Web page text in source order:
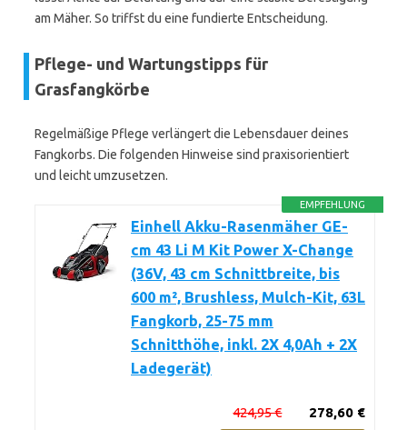
am Mäher. So triffst du eine fundierte Entscheidung.
Pflege- und Wartungstipps für
Grasfangkörbe
Regelmäßige Pflege verlängert die Lebensdauer deines
Fangkorbs. Die folgenden Hinweise sind praxisorientiert
und leicht umzusetzen.
EMPFEHLUNG
Einhell Akku-Rasenmäher GE-
cm 43 Li M Kit Power X-Change
(36V, 43 cm Schnittbreite, bis
600 m², Brushless, Mulch-Kit, 63L
Fangkorb, 25-75 mm
Schnitthöhe, inkl. 2X 4,0Ah + 2X
Ladegerät)
278,60 €
424,95 €